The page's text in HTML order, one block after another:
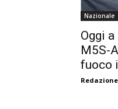
Nazionale
Oggi
M5S-
fuoco
Redazione